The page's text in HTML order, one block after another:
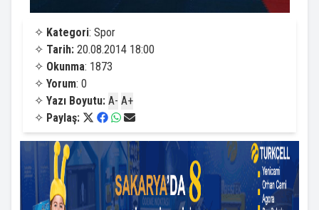
✧ Kategori: Spor
✧ Tarih: 20.08.2014 18:00
✧ Okunma: 1873
✧ Yorum: 0
✧ Yazı Boyutu: A- A+
✧ Paylaş: